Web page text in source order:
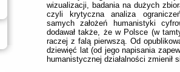
wizualizacji, badania na dużych
czyli krytyczna analiza
samych założeń humanistyki
dodawał także, że w Polsce (w
raczej z falą pierwszą. Od
dziewięć lat (od jego napisania
humanistycznej działalności zmienił